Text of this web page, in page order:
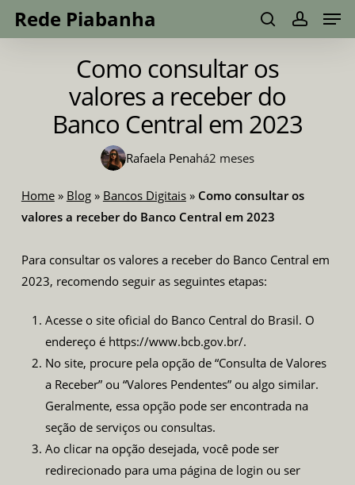
SkipRede Piabanha
searchaccount
Como consultar os
valores a receber do
Banco Central em 2023
Rafaela Penahá2 meses
Home» Blog» Bancos Digitais» Como consultar os
valores a receber do Banco Central em 2023
Para consultar os valores a receber do Banco Central em
2023, recomendo seguir as seguintes etapas:
Acesse o site oficial do Banco Central do Brasil. O
endereço é https://www.bcb.gov.br/.
No site, procure pela opção de “Consulta de Valores
a Receber” ou “Valores Pendentes” ou algo similar.
Geralmente, essa opção pode ser encontrada na
seção de serviços ou consultas.
Ao clicar na opção desejada, você pode ser
redirecionado para uma página de login ou ser
Menu